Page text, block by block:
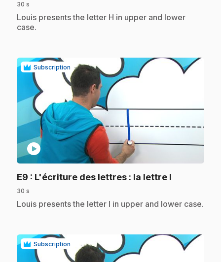
30 s
.Louis presents the letter H in upper and lower
case.
Subscription
play_circle
E9 : L'écriture des lettres : la lettre I
30 s
.Louis presents the letter I in upper and lower case.
Subscription